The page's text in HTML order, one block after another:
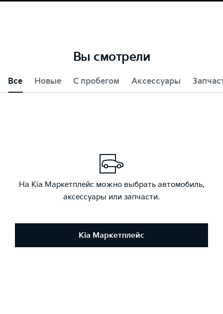
Вы смотрели
Все Новые С пробегом Аксессуары
На Kia Маркетплейс можно выбрать автомобиль,
аксессуары или запчасти.
Kia Маркетплейс